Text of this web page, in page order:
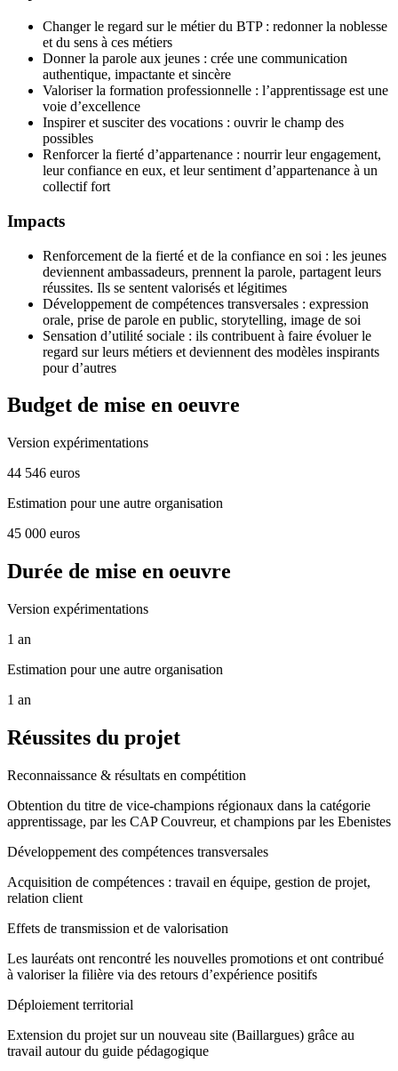
Changer le regard sur le métier du BTP : redonner la noblesse
et du sens à ces métiers
Donner la parole aux jeunes : crée une communication
authentique, impactante et sincère
Valoriser la formation professionnelle : l’apprentissage est une
voie d’excellence
Inspirer et susciter des vocations : ouvrir le champ des
possibles
Renforcer la fierté d’appartenance : nourrir leur engagement,
leur confiance en eux, et leur sentiment d’appartenance à un
collectif fort
Impacts
Renforcement de la fierté et de la confiance en soi : les jeunes
deviennent ambassadeurs, prennent la parole, partagent leurs
réussites. Ils se sentent valorisés et légitimes
Développement de compétences transversales : expression
orale, prise de parole en public, storytelling, image de soi
Sensation d’utilité sociale : ils contribuent à faire évoluer le
regard sur leurs métiers et deviennent des modèles inspirants
pour d’autres
Budget de mise en oeuvre
Version expérimentations
44 546 euros
Estimation pour une autre organisation
45 000 euros
Durée de mise en oeuvre
Version expérimentations
1 an
Estimation pour une autre organisation
1 an
Réussites du projet
Reconnaissance & résultats en compétition
Obtention du titre de vice-champions régionaux dans la catégorie
apprentissage, par les CAP Couvreur, et champions par les Ebenistes
Développement des compétences transversales
Acquisition de compétences : travail en équipe, gestion de projet,
relation client
Effets de transmission et de valorisation
Les lauréats ont rencontré les nouvelles promotions et ont contribué
à valoriser la filière via des retours d’expérience positifs
Déploiement territorial
Extension du projet sur un nouveau site (Baillargues) grâce au
travail autour du guide pédagogique